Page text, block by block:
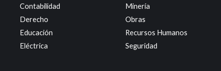
Contabilidad
Derecho
Educación
Eléctrica
Minería
Obras
Recursos Humanos
Seguridad